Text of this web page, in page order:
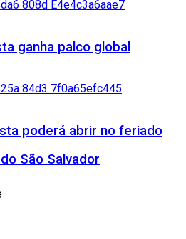
ganha palco global
poderá abrir no feriado
São Salvador